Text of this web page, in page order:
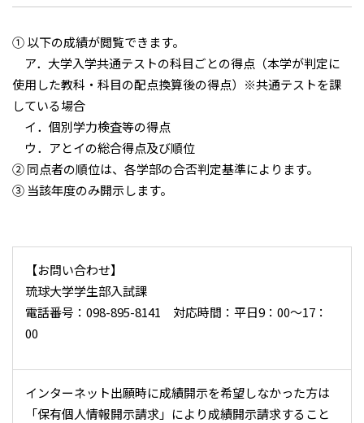
① 以下の成績が閲覧できます。
ア．大学入学共通テストの科目ごとの得点（本学が判定に
使用した教科・科目の配点換算後の得点）※共通テストを課
している場合
イ．個別学力検査等の得点
ウ．アとイの総合得点及び順位
② 同点者の順位は、各学部の合否判定基準によります。
③ 当該年度のみ開示します。
【お問い合わせ】
琉球大学学生部入試課
電話番号：098-895-8141 対応時間：平日9：00～17：
00
インターネット出願時に成績開示を希望しなかった方は
「保有個人情報開示請求」により成績開示請求すること